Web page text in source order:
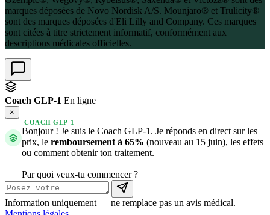
marques déposées de Novo Nordisk A/S. Mounjaro® et Trulicity®
sont des marques déposées d'Eli Lilly and Company. Ces marques
sont citées à titre strictement informatif, conformément aux
descriptions médicales officielles.
Coach GLP-1 En ligne
×
COACH GLP-1
Bonjour ! Je suis le Coach GLP-1. Je réponds en direct sur les
prix, le remboursement à 65% (nouveau au 15 juin), les effets
ou comment obtenir ton traitement.
Par quoi veux-tu commencer ?
Information uniquement — ne remplace pas un avis médical.